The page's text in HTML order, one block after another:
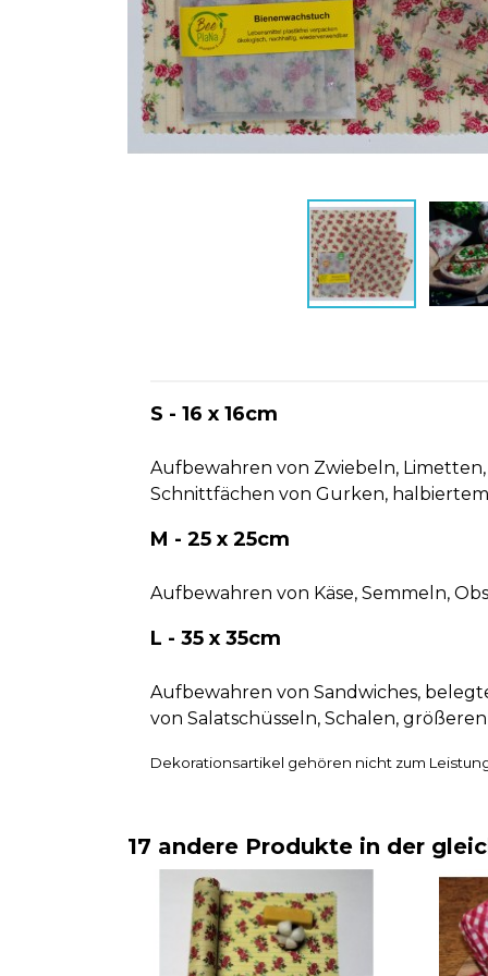
S - 16 x 16cm
Aufbewahren von Zwiebeln,
Schnittfächen von Gurken,
M - 25 x 25cm
Aufbewahren von Käse, Semmeln,
L - 35 x 35cm
Aufbewahren von Sandwiches,
von Salatschüsseln, Schalen,
Dekorationsartikel gehören nicht zum
17 andere Produkte in der